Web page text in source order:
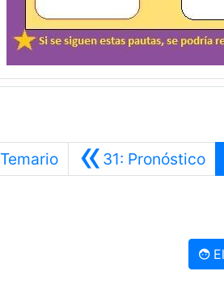
Temario «31: Pronóstico